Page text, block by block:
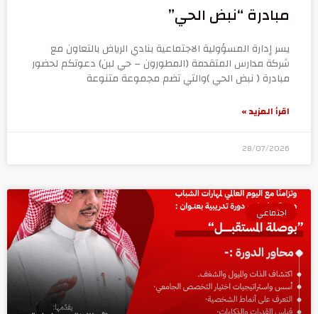
مبادرة “نبض الحي”
يسر إدارة المسؤولية الاجتماعية بنادي الرياض بالتعاون مع
شركة مدارس المتقدمة (المطورون – حي لبن) دعوتكم لحضور
مبادرة ( نبض الحي )والتي تضم مجموعة متنوعة
اقرأ المزيد »
28/07/2026
اجتماعي